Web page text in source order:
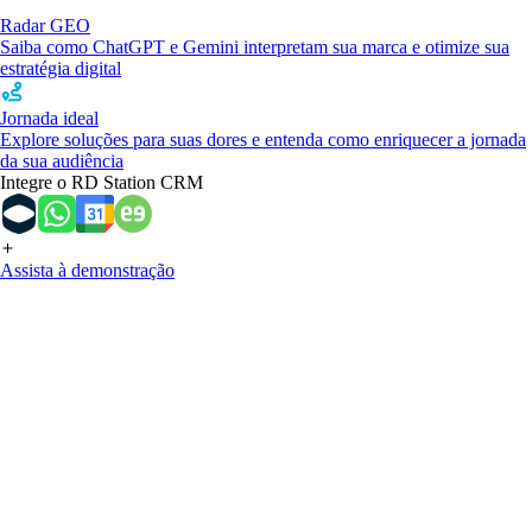
Radar GEO
Saiba como ChatGPT e Gemini interpretam sua marca e otimize sua
estratégia digital
Jornada ideal
Explore soluções para suas dores e entenda como enriquecer a jornada
da sua audiência
Integre o RD Station CRM
Assista à demonstração